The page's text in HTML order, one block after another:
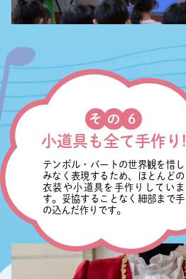
小道具も全て手作り!
テンポル・バートの世界観を惜し
みなく表現するため、ほとんどの
衣装や小道具を手作りしていま
す。妥協することなく細部まで手
の込んだ作りです。